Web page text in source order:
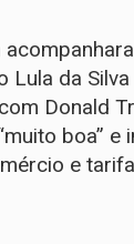
Lula da
Donald
boa” e
e